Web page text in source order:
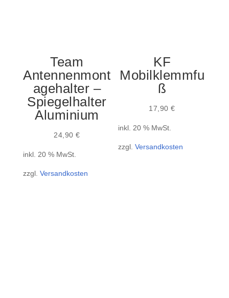
Team
Antennenmont
agehalter –
Spiegelhalter
Aluminium
24,90€
inkl. 20 % MwSt.
zzgl. Versandkosten
KF
Mobilklemmfu
ß
17,90€
inkl. 20 % MwSt.
zzgl.Versandkosten